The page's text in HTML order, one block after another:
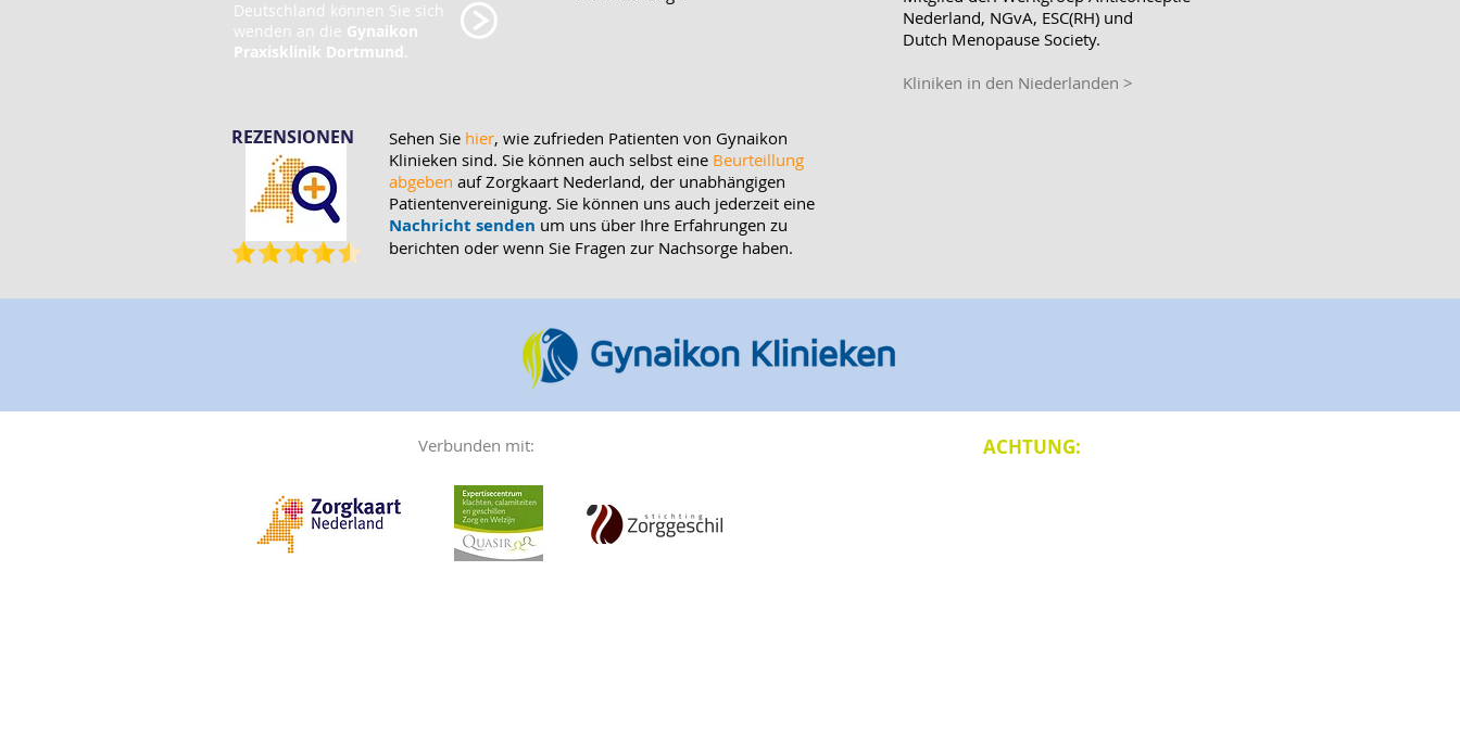
Deutschland können Sie sich
wenden an die Gynaikon
Praxisklinik Dortmund.
Nederland, NGvA, ESC(RH) und
Dutch Menopause Society.
Kliniken in den Niederlanden >
Sehen Sie hier, wie zufrieden Patienten von Gynaikon
Klinieken sind. Sie können auch selbst eine Beurteillung
abgeben auf Zorgkaart Nederland, der unabhängigen
Patientenvereinigung. Sie können uns auch jederzeit eine
Nachricht senden um uns über Ihre Erfahrungen zu
berichten oder wenn Sie Fragen zur Nachsorge haben.
REZENSIONEN
Verbunden mit: ACHTUNG: